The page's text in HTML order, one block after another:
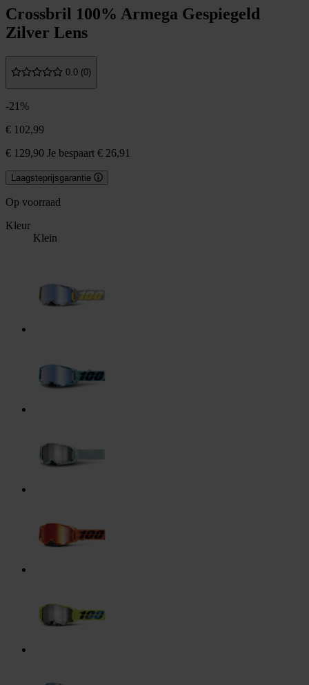
Crossbril 100% Armega Gespiegeld
Zilver Lens
0.0 (0)
-21%
€ 102,99
€ 129,90 Je bespaart € 26,91
Laagsteprijsgarantie
Op voorraad
Kleur
Klein